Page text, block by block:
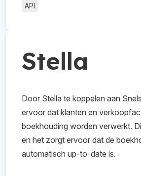
API
Stella
Door Stella te koppelen aan
ervoor dat klanten en
boekhouding worden verwerkt.
en het zorgt ervoor dat de
automatisch up-to-date is.